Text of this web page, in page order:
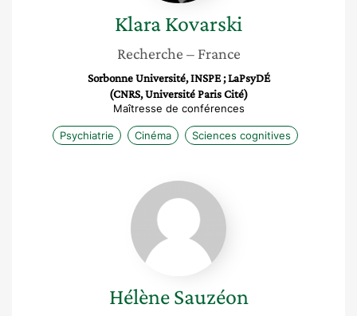
KlaraKovarski
Recherche – France
Sorbonne Université, INSPE ; LaPsyDÉ
(CNRS, Université Paris Cité)
Maîtresse de conférences
Psychiatrie Cinéma Sciences cognitives
Hélène
Sauzéon
Hélène Sauzéon